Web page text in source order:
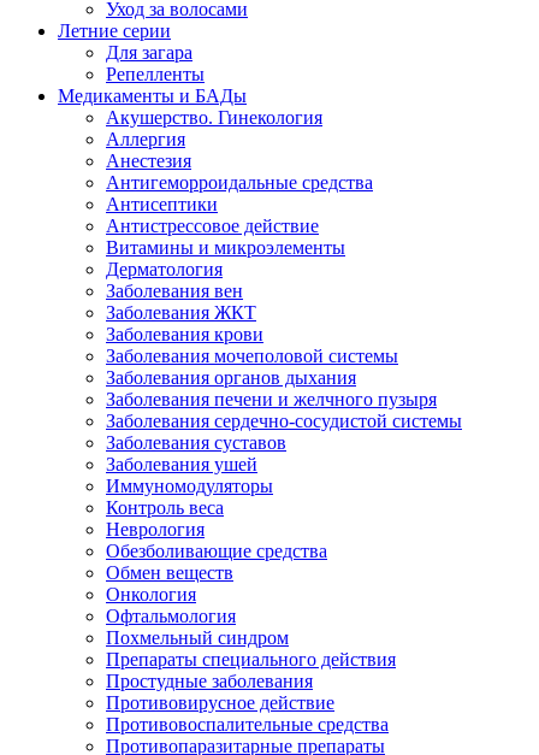
Уход за волосами
Летние серии
Для загара
Репелленты
Медикаменты и БАДы
Акушерство. Гинекология
Аллергия
Анестезия
Антигеморроидальные средства
Антисептики
Антистрессовое действие
Витамины и микроэлементы
Дерматология
Заболевания вен
Заболевания ЖКТ
Заболевания крови
Заболевания мочеполовой системы
Заболевания органов дыхания
Заболевания печени и желчного пузыря
Заболевания сердечно-сосудистой системы
Заболевания суставов
Заболевания ушей
Иммуномодуляторы
Контроль веса
Неврология
Обезболивающие средства
Обмен веществ
Онкология
Офтальмология
Похмельный синдром
Препараты специального действия
Простудные заболевания
Противовирусное действие
Противовоспалительные средства
Противопаразитарные препараты